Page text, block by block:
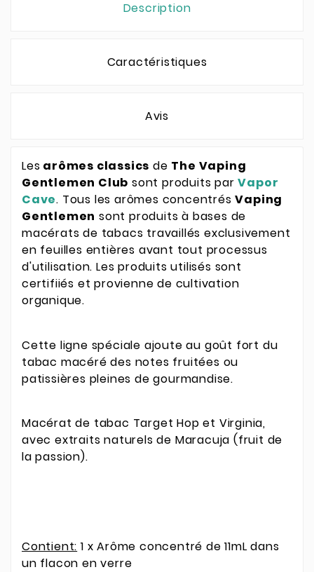
Description
Caractéristiques
Avis
Les arômes classics de The Vaping
Gentlemen Club sont produits parVapor
Cave. Tous les arômes concentrésVaping
Gentlemen sont produits à bases de
macérats de tabacs travaillés exclusivement
en feuilles entières avant tout processus
d'utilisation. Les produits utilisés sont
certifiiés et provienne de cultivation
organique.
Cette ligne spéciale ajoute au goût fort du
tabac macéré des notes fruitées ou
patissières pleines de gourmandise.
Macérat de tabac Target Hop et Virginia,
avec extraits naturels de Maracuja (fruit de
la passion).
Contient: 1 x Arôme concentré de 11mL dans
un flacon en verre